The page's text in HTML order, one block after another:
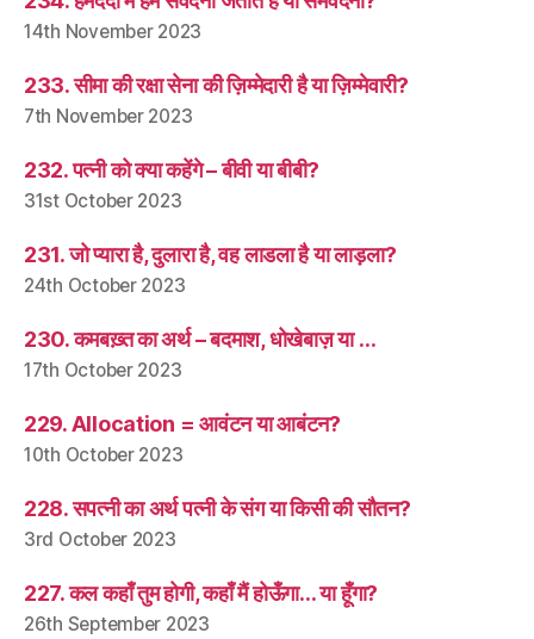
14th November 2023
233. सीमा की रक्षा सेना की ज़िम्मेदारी है या ज़िम्मेवारी?
7th November 2023
232. पत्नी को क्या कहेंगे – बीवी या बीबी?
31st October 2023
231. जो प्यारा है, दुलारा है, वह लाडला है या लाड़ला?
24th October 2023
230. कमबख़्त का अर्थ – बदमाश, धोखेबाज़ या …
17th October 2023
229. Allocation = आवंटन या आबंटन?
10th October 2023
228. सपत्नी का अर्थ पत्नी के संग या किसी की सौतन?
3rd October 2023
227. कल कहाँ तुम होगी, कहाँ मैं होऊँगा… या हूँगा?
26th September 2023